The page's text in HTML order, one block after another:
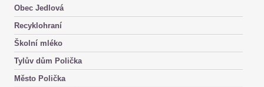
Obec Jedlová
Recyklohraní
Školní mléko
Tylův dům Polička
Město Polička